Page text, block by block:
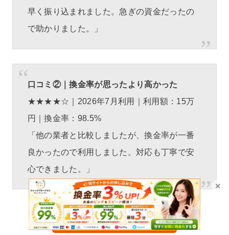
早く振り込まれました。急ぎの資金だったの
で助かりました。」
口コミ②｜換金率が思ったより高かった
★★★★☆｜2026年7月利用｜利用額：15万
円｜換金率：98.5%
「他の業者と比較しましたが、換金率が一番
良かったので利用しました。対応も丁寧で安
心できました。」
GOGOマッハ｜公式ページ
×